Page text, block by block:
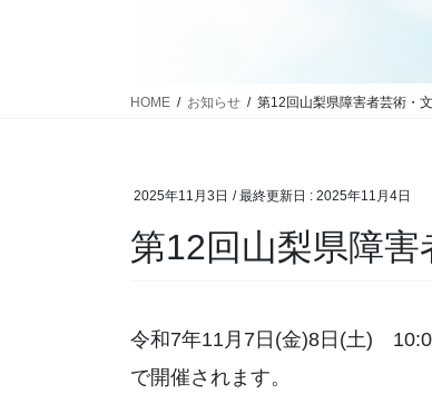
HOME お知らせ 第12回山梨県障害者芸術・
2025年11月3日 / 最終更新日 : 2025年11月4日
第12回山梨県障
令和7年11月7日(金)8日(土)
で開催されます。